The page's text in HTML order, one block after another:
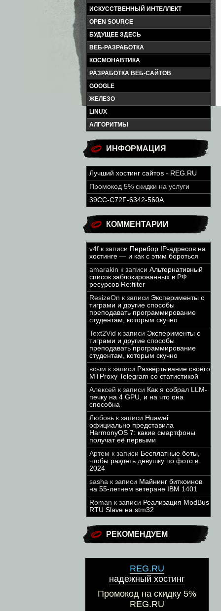
ИСКУССТВЕННЫЙ ИНТЕЛЛЕКТ
OPEN SOURCE
БУДУЩЕЕ ЗДЕСЬ
ВЕБ-РАЗРАБОТКА
КОСМОНАВТИКА
РАЗРАБОТКА ВЕБ-САЙТОВ
GOOGLE
ЖЕЛЕЗО
LINUX
АЛГОРИТМЫ
ИНФОРМАЦИЯ
Лучший хостинг сайтов - REG.RU
Промокод 5% скидки на услуги
39CC-C72F-6342-560A
КОММЕНТАРИИ
v4f к записи Перебор IP-адресов на
хостинге — и как с этим бороться
amarakin к записи Альтернативный
список заблокированных в РФ
ресурсов Re:filter
ResizeOn к записи Эксперименты с
тиграми и другие способы
преподавать программирование
студентам, которым скучно
Text2Vid к записи Эксперименты с
тиграми и другие способы
преподавать программирование
студентам, которым скучно
всым к записи Развёртывание своего
MTProxy Telegram со статистикой
Алексей к записи Как я собрал LLM-
печку на 4 GPU, и на что она
способна
Любовь к записи Huawei
официально представила
HarmonyOS 7: какие смартфоны
получат её первыми
Артем к записи Бесплатные боты,
чтобы раздеть девушку по фото в
2024
sasha к записи Майнинг биткоинов
на 55-летнем ветеране IBM 1401
Roman к записи Реализация ModBus
RTU Slave на stm32
РЕКОМЕНДУЕМ
REG.RU
надежный хостинг
Промокод на скидку 5%
REG.RU